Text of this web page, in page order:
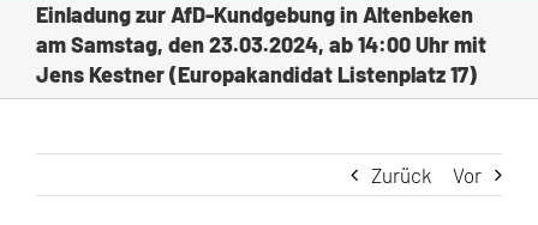
Einladung zur AfD-Kundgebung in Altenbeken
am Samstag, den 23.03.2024, ab 14:00 Uhr mit
Jens Kestner (Europakandidat Listenplatz 17)
Zurück Vor